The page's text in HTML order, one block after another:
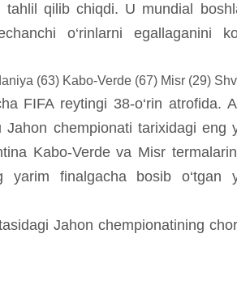
qilib chiqdi. U mundial
o‘rinlarni egallaganini
(63) Kabo-Verde (67) Misr (29)
FIFA reytingi 38-o‘rin atrofida.
Jahon chempionati tarixidagi eng
Kabo-Verde va Misr
yarim finalgacha bosib o‘tgan
Jahon chempionatining